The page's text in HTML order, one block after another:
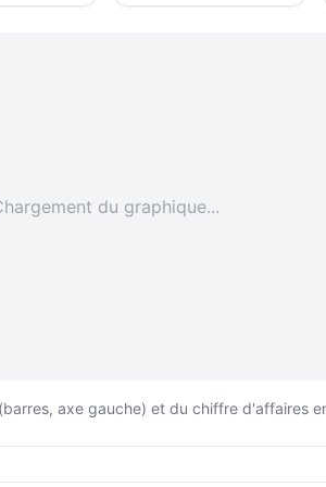
du graphique...
axe gauche) et du chiffre d'affaires